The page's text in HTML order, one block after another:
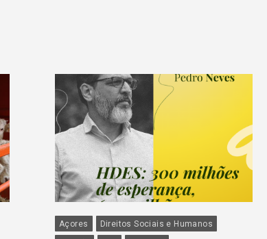
Açores
Direitos Sociais e Humanos